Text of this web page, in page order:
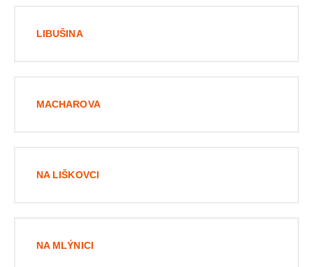
LIBUŠINA
MACHAROVA
NA LIŠKOVCI
NA MLÝNICI